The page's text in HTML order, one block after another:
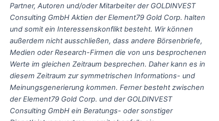
Partner, Autoren und/oder Mitarbeiter der GOLDINVEST
Consulting GmbH Aktien der Element79 Gold Corp. halten
und somit ein Interessenskonflikt besteht. Wir können
außerdem nicht ausschließen, dass andere Börsenbriefe,
Medien oder Research-Firmen die von uns besprochenen
Werte im gleichen Zeitraum besprechen. Daher kann es in
diesem Zeitraum zur symmetrischen Informations- und
Meinungsgenerierung kommen. Ferner besteht zwischen
der Element79 Gold Corp. und der GOLDINVEST
Consulting GmbH ein Beratungs- oder sonstiger